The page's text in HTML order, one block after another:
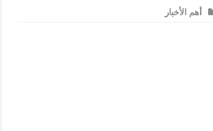
أهم الأخبار